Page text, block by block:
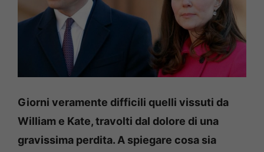
Giorni veramente difficili quelli vissuti da
William e Kate, travolti dal dolore di una
gravissima perdita. A spiegare cosa sia